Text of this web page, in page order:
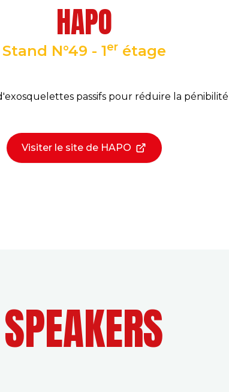
HAPO
Stand N°49 - 1erétage
passifs pour réduire la
Visiter le site de HAPO
SPEAKERS